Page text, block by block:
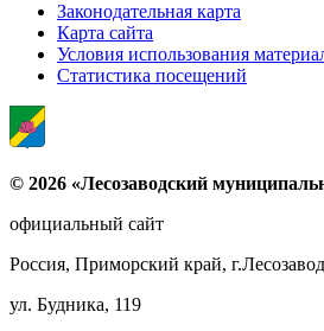
Законодательная карта
Карта сайта
Условия использования
Статистика посещений
© 2026 «Лесозаводский
официальный сайт
Россия, Приморский край,
ул. Будника, 119